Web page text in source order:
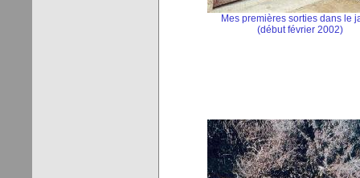
Mes premières sorties dans le
(début février 2002)